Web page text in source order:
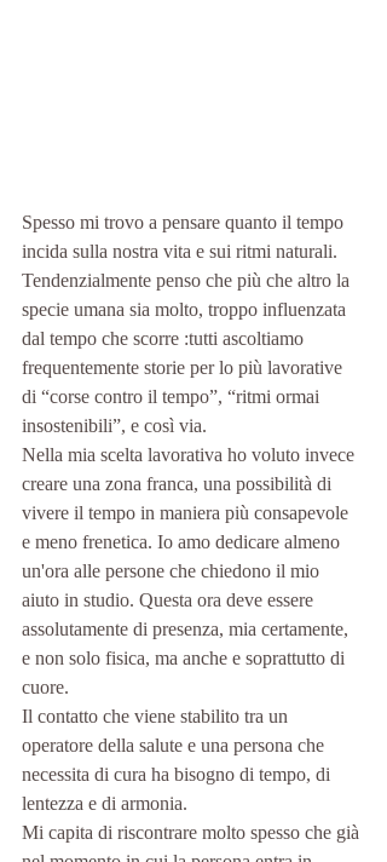
Spesso mi trovo a pensare quanto il tempo
incida sulla nostra vita e sui ritmi naturali.
Tendenzialmente penso che più che altro la
specie umana sia molto, troppo influenzata
dal tempo che scorre :tutti ascoltiamo
frequentemente storie per lo più lavorative
di “corse contro il tempo”, “ritmi ormai
insostenibili”, e così via.
Nella mia scelta lavorativa ho voluto invece
creare una zona franca, una possibilità di
vivere il tempo in maniera più consapevole
e meno frenetica. Io amo dedicare almeno
un'ora alle persone che chiedono il mio
aiuto in studio. Questa ora deve essere
assolutamente di presenza, mia certamente,
e non solo fisica, ma anche e soprattutto di
cuore.
Il contatto che viene stabilito tra un
operatore della salute e una persona che
necessita di cura ha bisogno di tempo, di
lentezza e di armonia.
Mi capita di riscontrare molto spesso che già